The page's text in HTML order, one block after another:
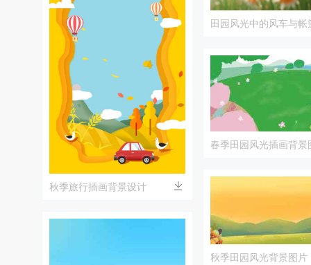
秋季旅行插画背景设计
田园风光中的风车与帐
春季田园风光插画背景
秋季田园风光背景图片